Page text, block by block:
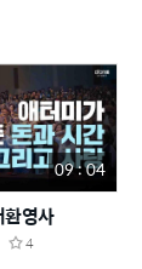
09 : 04
영사
4